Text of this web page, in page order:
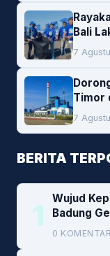
Bali
7
Timor
7
BERITA
1
Wujud
Badung
0